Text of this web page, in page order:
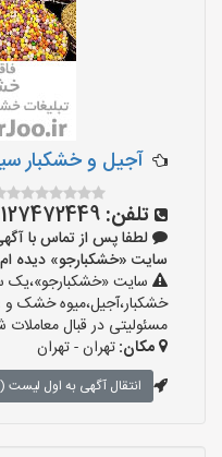
آجیل و خشکبار
تلفن:
لطفا پس از تماس با
سایت «خشکبارجو» دیده ام و کد
سایت «خشکبارجو»،یک
خشکبار،آجیل،میوه خشک
مسئولیتی در قبال معاملات
مکان:تهران - تهران
انتقال آگهی به اول لیست